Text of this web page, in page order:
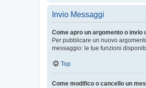
Invio Messaggi
Come apro un argomento o invio
Per pubblicare un nuovo
messaggio: le tue funzioni
Top
Come modifico o cancello un